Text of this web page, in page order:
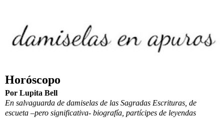
Horóscopo
Por Lupita Bell
En salvaguarda de damiselas de las Sagradas Escrituras, de
escueta –pero significativa- biografía, partícipes de leyendas